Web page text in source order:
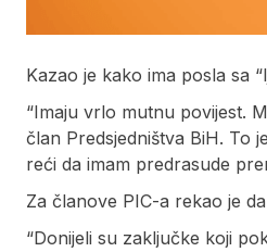
Kazao je kako ima posla sa
“Imaju vrlo mutnu povijest.
član Predsjedništva BiH. To
reći da imam predrasude
Za članove PIC-a rekao je
“Donijeli su zaključke koji